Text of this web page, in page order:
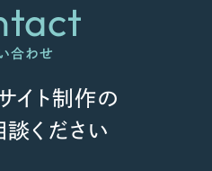
合わせ
イト制作の
ください